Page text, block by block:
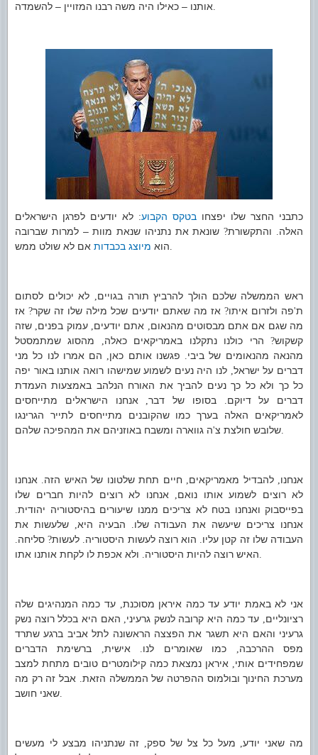
אותנו – כאילו היה משה רבנו המזויין – להשמדה.
כתבני החצר שלו יפצחו בטקס הקבוע: לא יודעים לפרגן הישראלים
האלה. והתקשורת? שונאת את נתניהו שנאת מוות – למרות שברובה
הוא מיוצג בכבדות אם לא שולט ממש .
ראש הממשלה שלכם הולך להרביץ תורה בגויים, לא יכולים לסתום
ת'פה ולזרום איתו?אז מה שאתם יודעים שכל מילה שלו זה שקר? אז
מה שגם אם אתם מבסוטים מהנאום, אתם יודעים,עמוק בפנים, שזה
קשקוש? הרי כולנו נתקלנו באמריקאים כאלה, מהסוג שמתמסטל
מהנאה מהנאומים של ביבי. פגשנו אותם כאן, הם אמרו לנו כל מני
דברים על ישראל, לנו היה נעים לשמוע שמישהו רואה אותנו באור יפה
כל כך ולא כל כך נעים להביך את האורח הנלהב באמצעות העמדת
דברים על דיוקם.בסופו של דבר,אנחנו הישראלים מתייחסים
לאמריקאים האלה בערך כמו שהקובנים מתייחסים לתייר הגרינגו
שלובש חולצת צ'ה גווארה ומשבח באוזניהם את המהפיכה שלהם .
אנחנו,להבדיל מאמריקאים, חיים תחת שלטונו של האיש הזה. אנחנו
לא רוצים לשמוע אותו נואם,אנחנו לא רוצים להיות חברים שלו
בפייסבוק ואנחנו בטח לא צריכים ממנו שיעורים בהיסטוריה יהודית.
אנחנו צריכים שיעשה את העבודה שלו. הבעיה היא,שלעשות את
העבודה שלו זה קטן עליו. הוא רוצה לעשות היסטוריה. לעשות? סליחה.
האיש רוצה להיות היסטוריה. ולא אכפת לו לקחת אותנו אתו .
אני לא באמת יודע עד כמה איראן מסוכנת,עד כמה המנהיגים שלה
רציונליים, עד כמה היא קרובה לנשק גרעיני, האם היא בכלל רוצה נשק
גרעיני והאם היא תשגר את הפצצה הראשונה לתל אביב ברגע שתרד
מפס ההרכבה, כמו שאומרים לנו.אישית, ברשימת הדברים
שמפחידים אותי, איראן נמצאת כמה קילומטרים טובים מתחת למצב
מערכת החינוך ובולמוס ההפרטה של הממשלה הזאת. אבל זה רק מה
שאני חושב.
מה שאני יודע, מעל כל צל של ספק, זה שנתניהו מבצע לי מעשים